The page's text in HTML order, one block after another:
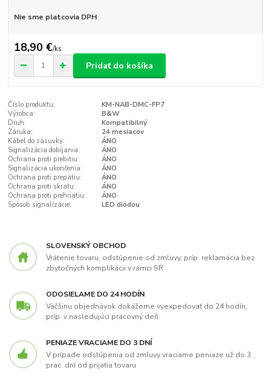
Nie sme platcovia DPH
18,90 €/ks
Pridať do košíka
Číslo produktu:
KM-NAB-DMC-FP7
Výrobca:
B&W
Druh:
Kompatibilný
Záruka:
24 mesiacov
Kábel do zásuvky:
ÁNO
Signalizácia dobíjania:
ÁNO
Ochrana proti prebitiu:
ÁNO
Signalizácia ukončenia:
ÁNO
Ochrana proti prepätiu:
ÁNO
Ochrana proti skratu:
ÁNO
Ochrana proti prehriatiu:
ÁNO
Spôsob signalízácie:
LED diódou
SLOVENSKÝ OBCHOD
Vrátenie tovaru, odstúpenie od zmluvy, príp. reklamácia bez
zbytočných komplikácii v rámci SR
ODOSIELAME DO 24 HODÍN
Väčšinu objednávok dokážeme vyexpedovať do 24 hodín,
príp. v nasledujúci pracovný deň
PENIAZE VRACIAME DO 3 DNÍ
V prípade odstúpenia od zmluvy vraciame peniaze už do 3
prac. dní od prijatia tovaru